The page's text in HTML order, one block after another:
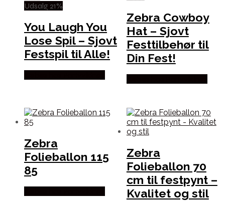
Udsalg 21%
You Laugh You
Lose Spil – Sjovt
Festspil til Alle!
Zebra Cowboy
Hat – Sjovt
Festtilbehør til
Din Fest!
Zebra
Folieballon 115
85
Zebra
Folieballon 70
cm til festpynt –
Kvalitet og stil